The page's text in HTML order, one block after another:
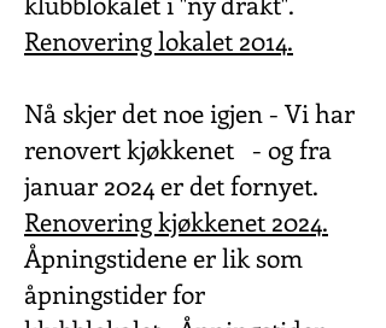
Renovering lokalet 2014.
Nå skjer det noe igjen - Vi har
renovert kjøkkenet - og fra
januar 2024 er det fornyet.
Renovering kjøkkenet 2024.
Åpningstidene er lik som
åpningstider for